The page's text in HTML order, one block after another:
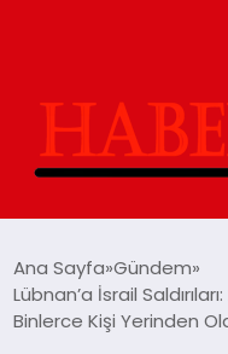
YAŞAM
Ana Sayfa Gündem
Lübnan’a İsrail
Binlerce Kişi Yerinden